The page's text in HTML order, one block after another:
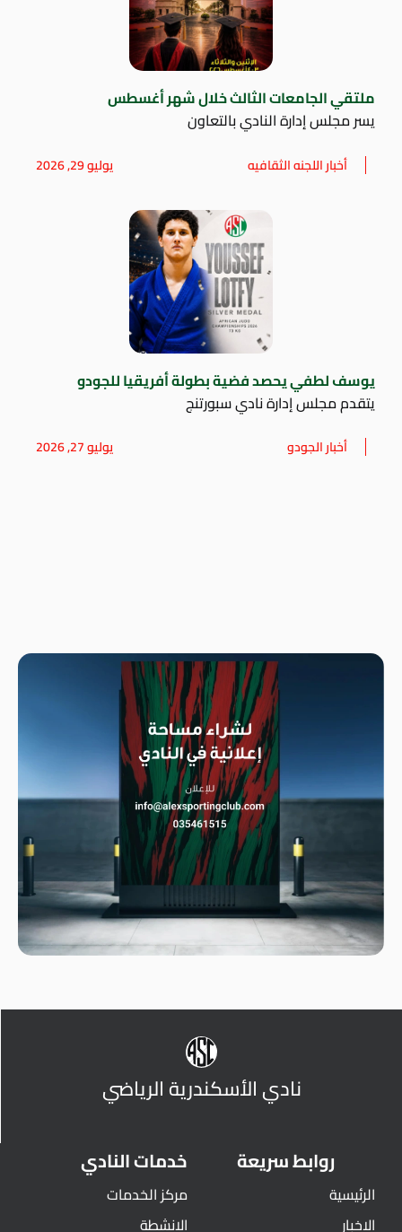
ملتقي الجامعات الثالث خلال شهر أغسطس
يسر مجلس إدارة النادي بالتعاون
أخبار اللجنه الثقافيه يوليو 29, 2026
يوسف لطفي يحصد فضية بطولة أفريقيا للجودو
يتقدم مجلس إدارة نادي سبورتنج
أخبار الجودو يوليو 27, 2026
نادي الأسكندرية الرياضي
روابط سريعة
الرئيسية
الاخبار
خدمات النادي
مركز الخدمات
الانشطة